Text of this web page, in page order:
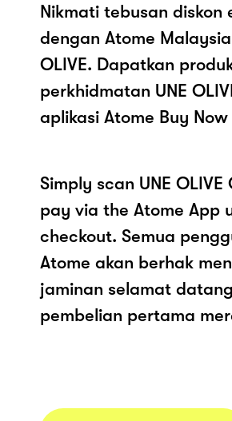
Nikmati tebusan diskon
dengan Atome Malaysia
OLIVE. Dapatkan
perkhidmatan UNE
aplikasi Atome Buy
Simply scan UNE OLIVE
pay via the Atome App
checkout. Semua
Atome akan berhak
jaminan selamat
pembelian pertama